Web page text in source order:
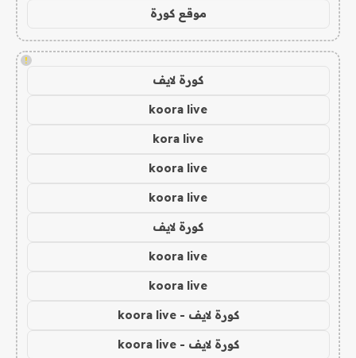
موقع كورة
!
كورة لايف
koora live
kora live
koora live
koora live
كورة لايف
koora live
koora live
كورة لايف - koora live
كورة لايف - koora live